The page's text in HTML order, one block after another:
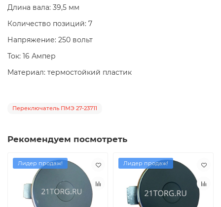
Длина вала: 39,5 мм
Количество позиций: 7
Напряжение: 250 вольт
Ток: 16 Ампер
Материал: термостойкий пластик
Переключатель ПМЭ 27-23711
Рекомендуем посмотреть
Лидер продаж! Лидер продаж!